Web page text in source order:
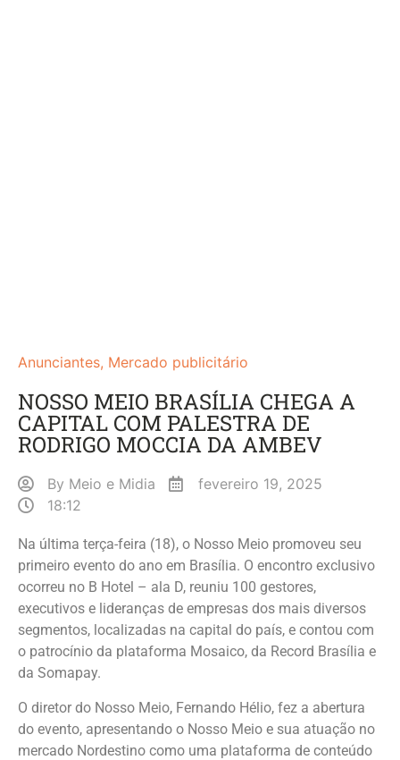
Anunciantes, Mercado publicitário
NOSSO MEIO BRASÍLIA CHEGA A
CAPITAL COM PALESTRA DE
RODRIGO MOCCIA DA AMBEV
By Meio e Midia
fevereiro 19, 2025
18:12
Na última terça-feira (18), o Nosso Meio promoveu seu
primeiro evento do ano em Brasília. O encontro exclusivo
ocorreu no B Hotel – ala D, reuniu 100 gestores,
executivos e lideranças de empresas dos mais diversos
segmentos, localizadas na capital do país, e contou com
o patrocínio da plataforma Mosaico, da Record Brasília e
da Somapay.
O diretor do Nosso Meio, Fernando Hélio, fez a abertura
do evento, apresentando o Nosso Meio e sua atuação no
mercado Nordestino como uma plataforma de conteúdo